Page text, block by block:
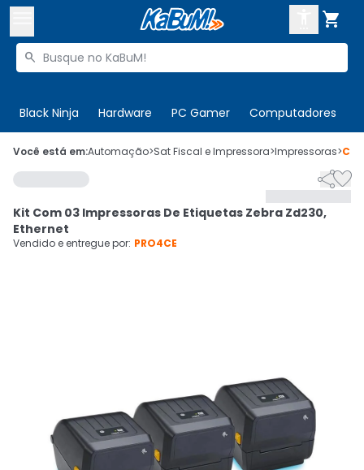

Buscar produtos

Black Ninja Hardware PC Gamer Computadores
 Olá. Acesse sua conta
 Departamentos
Cupons
CADASTRE-SE
Você está em:Automação>Sat Fiscal e Impressora>Impressoras>

Kit Com 03 Impressoras De Etiquetas Zebra Zd230,
Ethernet
Vendido e entregue por: PRO4CE